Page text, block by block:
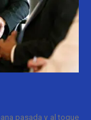
pasada y al toque